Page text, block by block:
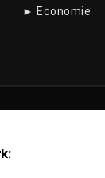
► Economie